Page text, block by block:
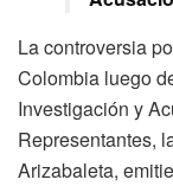
La controversia
Colombia luego
Investigación y
Representantes,
Arizabaleta,